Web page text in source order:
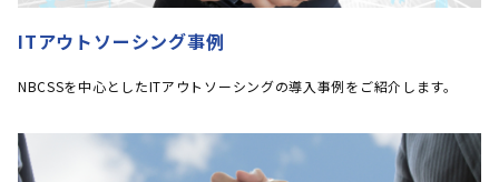
ITアウトソーシング事例
NBCSSを中心としたITアウトソーシングの導入事例をご紹介します。